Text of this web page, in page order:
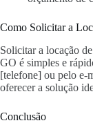
Como Solicitar a
Solicitar a locação
GO é simples e
[telefone] ou pelo e-
oferecer a solução
Conclusão